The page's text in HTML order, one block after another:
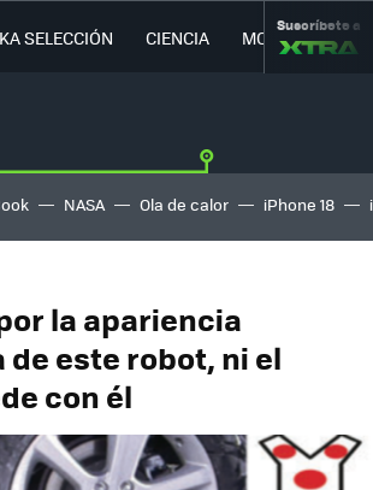
SELECCIÓN CIENCIA MOVILIDAD
Suscríbete a
NASA Ola de calor iPhone 18
la apariencia
este robot, ni el
con él